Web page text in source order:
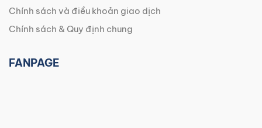
Chính sách và điều khoản giao dịch
Chính sách & Quy định chung
FANPAGE